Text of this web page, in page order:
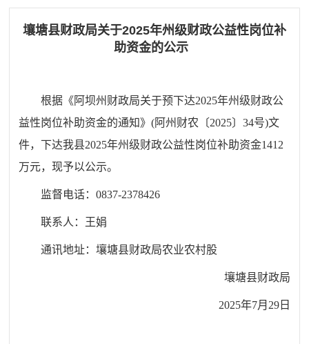
壤塘县财政局关于2025年州级财政公益性岗位补
助资金的公示
根据《阿坝州财政局关于预下达2025年州级财政公
益性岗位补助资金的通知》(阿州财农〔2025〕34号)文
件，下达我县2025年州级财政公益性岗位补助资金1412
万元，现予以公示。
监督电话：0837-2378426
联系人：王娟
通讯地址：壤塘县财政局农业农村股
壤塘县财政局
2025年7月29日